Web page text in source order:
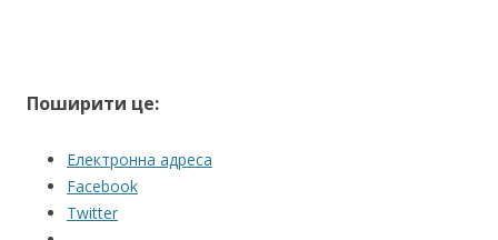
Поширити це:
Електронна адреса
Facebook
Twitter